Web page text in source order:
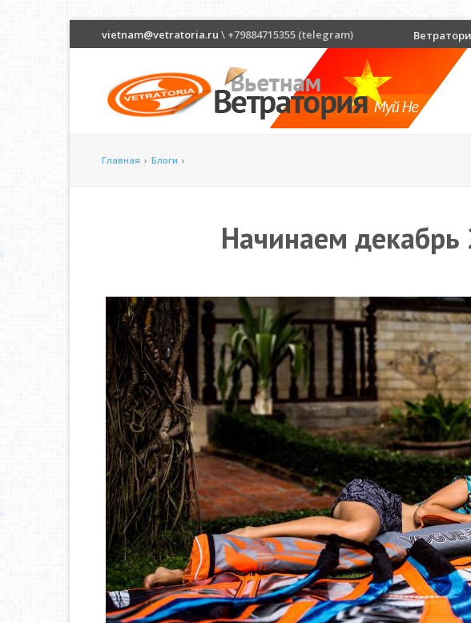
vietnam@vetratoria.ru \ +79884715355 (telegram)
Главная › Блоги ›
Начинаем